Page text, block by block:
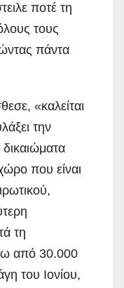
ποτέ τη
τους
πάντα
«καλείται
την
δικαιώματα
που είναι
τη
από 30.000
του Ιονίου,